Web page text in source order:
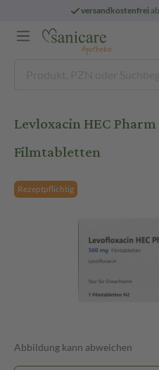
versandkostenfrei
Levloxacin HEC
Filmtabletten
Rezeptpflichtig
Abbildung kann abweichen